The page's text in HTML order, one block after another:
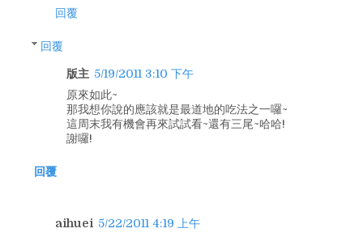
回覆
回覆
版主 5/19/2011 3:10 下午
原來如此~
那我想你說的應該就是最道地的吃法之一囉~
這周末我有機會再來試試看~還有三尾~哈哈!
謝囉!
回覆
aihuei 5/22/2011 4:19 上午